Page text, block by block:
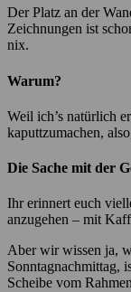
Der Platz an der
Zeichnungen ist
nix.
Warum?
Weil ich’s natürlich
kaputtzumachen,
Die Sache mit der
Ihr erinnert euch
anzugehen – mit
Aber wir wissen ja,
Sonntagnachmittag,
Scheibe vom